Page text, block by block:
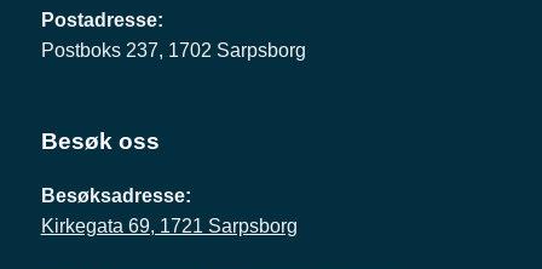
Postadresse:
Postboks 237, 1702 Sarpsborg
Besøk oss
Besøksadresse:
Kirkegata 69, 1721 Sarpsborg